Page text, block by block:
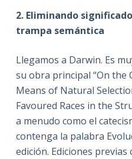
2. Eliminando
trampa semántica
Llegamos a Darwin. Es
su obra principal “On the
Means of Natural
Favoured Races in the
a menudo como el
contenga la palabra
edición. Ediciones